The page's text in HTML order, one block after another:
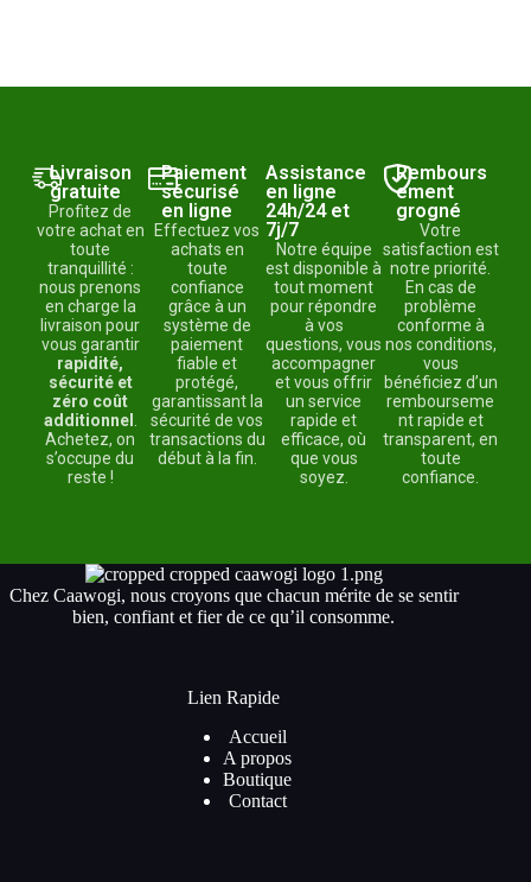
Livraison
gratuite
Profitez de
votre achat en
toute
tranquillité :
nous prenons
en charge la
livraison pour
vous garantir
rapidité,
sécurité et
zéro coût
additionnel .
Achetez, on
s’occupe du
reste !
Paiement
sécurisé
en ligne
Effectuez vos
achats en
toute
confiance
grâce à un
système de
paiement
fiable et
protégé,
garantissant la
sécurité de vos
transactions du
début à la fin.
Assistance
en ligne
24h/24 et
7j/7
Notre équipe
est disponible à
tout moment
pour répondre
à vos
questions, vous
accompagner
et vous offrir
un service
rapide et
efficace, où
que vous
soyez.
Rembours
ement
grogné
Votre
satisfaction est
notre priorité.
En cas de
problème
conforme à
nos conditions,
vous
bénéficiez d’un
rembourseme
nt rapide et
transparent, en
toute
confiance.
Chez Caawogi, nous croyons que chacun mérite de se sentir
bien, confiant et fier de ce qu’il consomme.
Lien Rapide
Accueil
A propos
Boutique
Contact